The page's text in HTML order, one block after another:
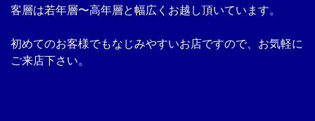
客層は若年層〜高年層と幅広くお越し頂いています。
初めてのお客様でもなじみやすいお店ですので、お気軽に
ご来店下さい。